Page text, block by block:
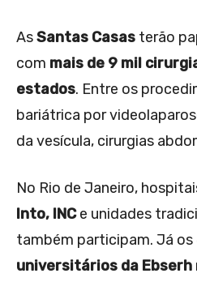
AsSantas Casas terão
com mais de 9 mil
estados. Entre os
bariátrica por
da vesícula, cirurgias
No Rio de Janeiro,
Into, INCe unidades
também participam. Já os
universitários da Ebserh